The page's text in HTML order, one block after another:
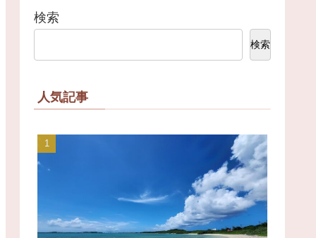
検索
検索
人気記事